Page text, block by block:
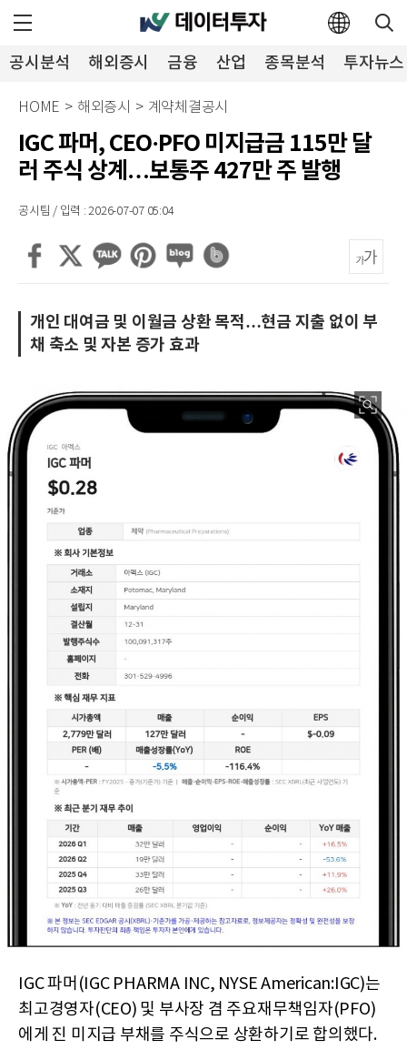
공시분석 해외증시 금융 산업 종목분석 투자뉴스
HOME > 해외증시 > 계약체결공시
IGC 파머, CEO·PFO 미지급금 115만 달
러 주식 상계…보통주 427만 주 발행
공시팀 / 입력 : 2026-07-07 05:04
개인 대여금 및 이월금 상환 목적…현금 지출 없이 부
채 축소 및 자본 증가 효과
IGC 파머(IGC PHARMA INC, NYSE American:IGC)는
최고경영자(CEO) 및 부사장 겸 주요재무책임자(PFO)
에게 진 미지급 부채를 주식으로 상환하기로 합의했다.